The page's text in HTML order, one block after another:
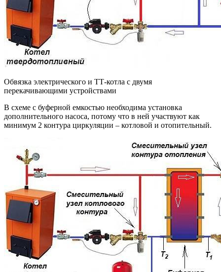
Обвязка электрического и ТТ-котла с двумя
перекачивающими устройствами
В схеме с буферной емкостью необходима установка
дополнительного насоса, потому что в ней участвуют как
минимум 2 контура циркуляции – котловой и отопительный.